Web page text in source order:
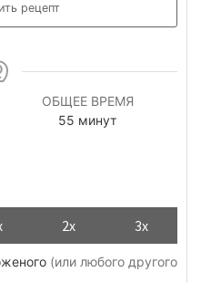
рецепт
ОБЩЕЕ ВРЕМЯ
55 минуты
минут
2x 3x
(или любого другого